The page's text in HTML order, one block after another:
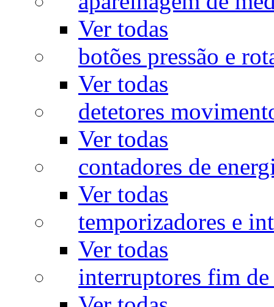
Ver todas
botões pressão e
Ver todas
detetores
Ver todas
contadores de
Ver todas
temporizadores e
Ver todas
interruptores fim de